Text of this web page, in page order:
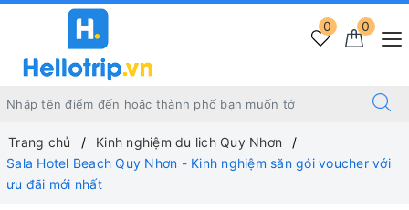
0
0
Trang chủ
Kinh nghiệm du lich Quy Nhơn
Sala Hotel Beach Quy Nhơn - Kinh nghiệm săn gói voucher với
ưu đãi mới nhất